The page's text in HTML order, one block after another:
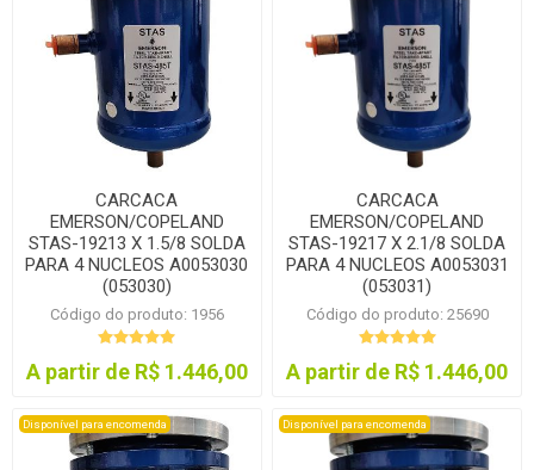
CARCACA
EMERSON/COPELAND
STAS-19213 X 1.5/8 SOLDA
PARA 4 NUCLEOS A0053030
(053030)
Código do produto: 1956
A partir de R$ 1.446,00
CARCACA
EMERSON/COPELAND
STAS-19217 X 2.1/8 SOLDA
PARA 4 NUCLEOS A0053031
(053031)
Código do produto: 25690
A partir de R$ 1.446,00
Disponível para encomenda Disponível para encomenda